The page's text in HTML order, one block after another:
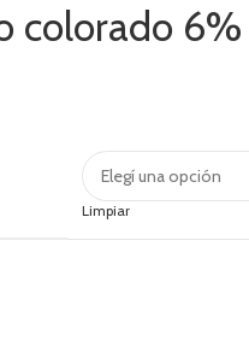
colorado
Limpiar